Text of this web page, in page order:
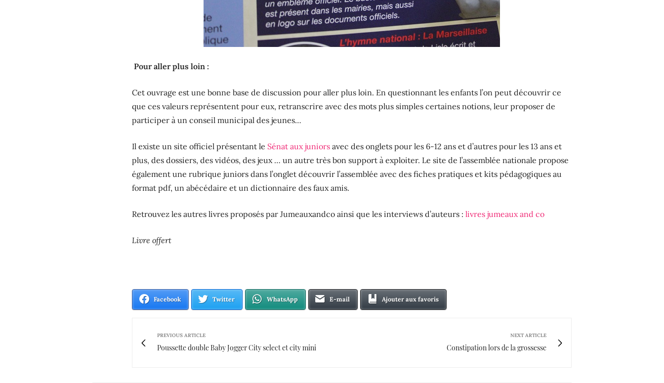
Pour aller plus loin :
Cet ouvrage est une bonne base de discussion pour aller plus loin. En questionnant les enfants l’on peut découvrir ce
que ces valeurs représentent pour eux, retranscrire avec des mots plus simples certaines notions, leur proposer de
participer à un conseil municipal des jeunes…
Il existe un site officiel présentant le Sénat aux juniors avec des onglets pour les 6-12 ans et d’autres pour les 13 ans et
plus, des dossiers, des vidéos, des jeux … un autre très bon support à exploiter. Le site de l’assemblée nationale propose
également une rubrique juniors dans l’onglet découvrir l’assemblée avec des fiches pratiques et kits pédagogiques au
format pdf, un abécédaire et un dictionnaire des faux amis.
Retrouvez les autres livres proposés par Jumeauxandco ainsi que les interviews d’auteurs : livres jumeaux and co
Livre offert
Facebook Twitter WhatsApp E-mail Ajouter aux favoris
PREVIOUS ARTICLE
Poussette double Baby Jogger City select et city mini
NEXT ARTICLE
Constipation lors de la grossesse